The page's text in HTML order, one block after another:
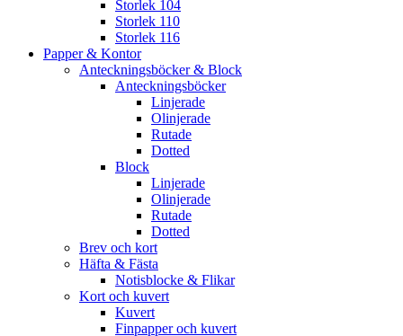
Storlek 104
Storlek 110
Storlek 116
Papper & Kontor
Anteckningsböcker & Block
Anteckningsböcker
Linjerade
Olinjerade
Rutade
Dotted
Block
Linjerade
Olinjerade
Rutade
Dotted
Brev och kort
Häfta & Fästa
Notisblocke & Flikar
Kort och kuvert
Kuvert
Finpapper och kuvert